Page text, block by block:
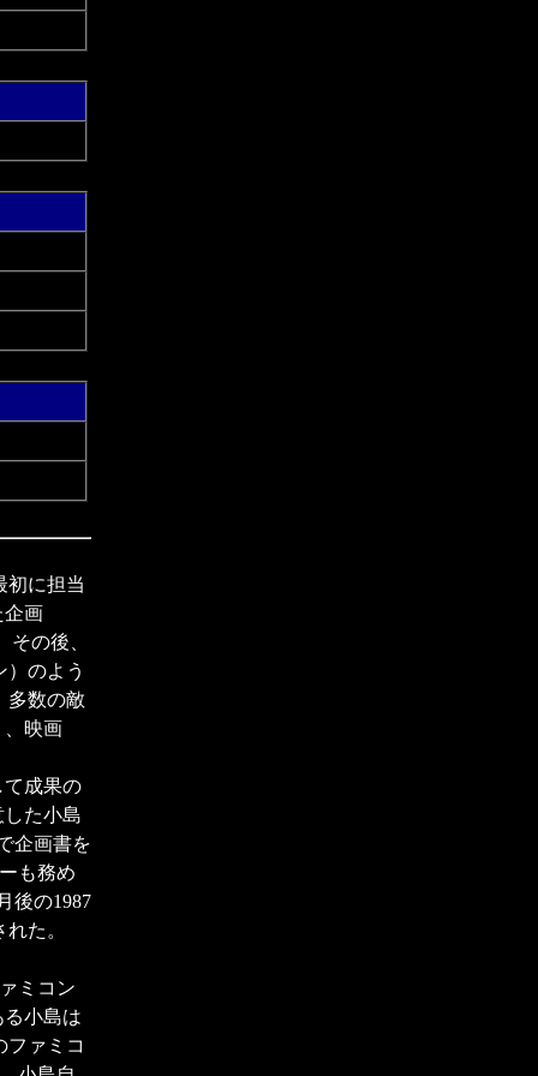
に担当
企画
の後、
のよう
多数の敵
、映画
成果の
た小島
企画書を
も務め
後の1987
た。
ミコン
小島は
ファミコ